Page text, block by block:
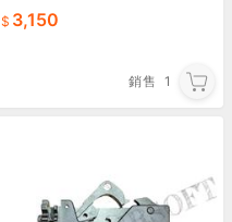
3,150
銷售 1